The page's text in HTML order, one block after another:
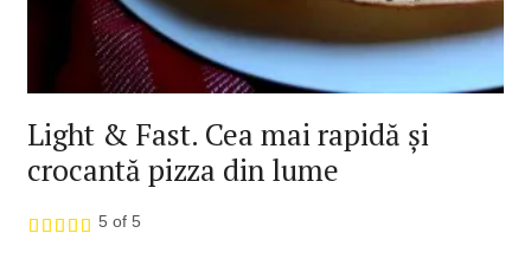
Light & Fast. Cea mai rapidă și
crocantă pizza din lume
5 of 5